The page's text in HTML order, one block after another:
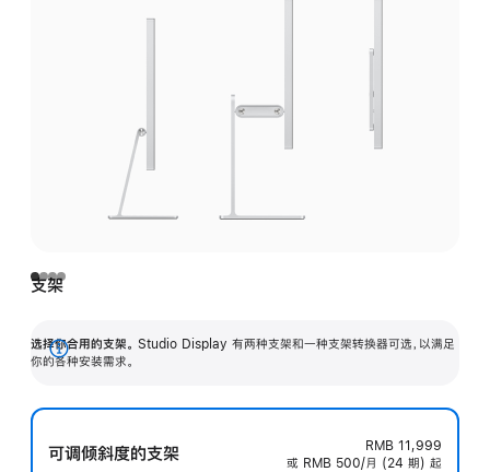
支架
选择你合用的支架。 Studio Display 有两种支架和一种支架转换器可选，以满足
你的各种安装需求。
展
可调倾斜度的支架
RMB 11,999
或 RMB 500/月 (24 期) 起